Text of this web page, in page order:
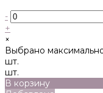
-
+
×
Выбрано
шт.
шт.
В корзину